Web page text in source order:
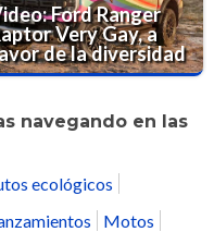
Ford Ranger
Very Gay, a
de la diversidad
navegando en las
ecológicos
Motos